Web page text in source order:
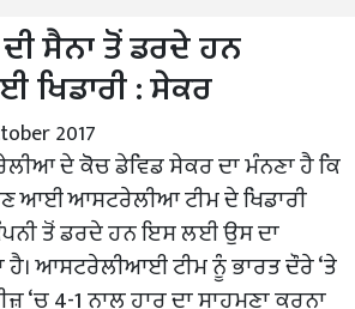
ਸੈਨਾ ਤੋਂ ਡਰਦੇ ਹਨ
: ਸੇਕਰ
2017
ਦੇ ਕੋਚ ਡੇਵਿਡ ਸੇਕਰ ਦਾ ਮੰਨਣਾ ਹੈ ਕਿ
ਆਈ ਆਸਟਰੇਲੀਆ ਟੀਮ ਦੇ ਖਿਡਾਰੀ
ਤੋਂ ਡਰਦੇ ਹਨ ਇਸ ਲਈ ਉਸ ਦਾ
ਹੈ। ਆਸਟਰੇਲੀਆਈ ਟੀਮ ਨੂੰ ਭਾਰਤ ਦੌਰੇ ‘ਤੇ
‘ਚ 4-1 ਨਾਲ ਹਾਰ ਦਾ ਸਾਹਮਣਾ ਕਰਨਾ